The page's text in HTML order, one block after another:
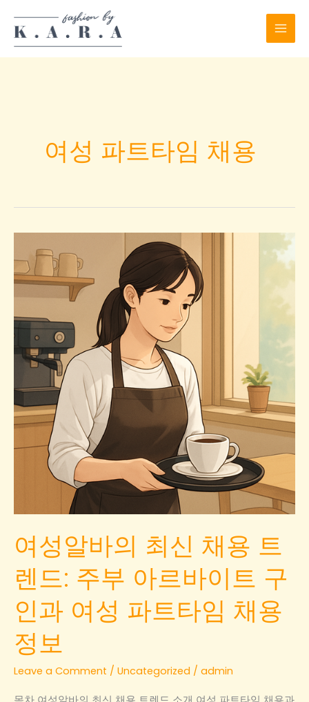
content
여성 파트타임 채용
여성알바의 최신 채용 트
렌드: 주부 아르바이트 구
인과 여성 파트타임 채용
정보
Leave a Comment / Uncategorized / admin